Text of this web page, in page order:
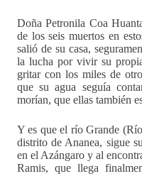
Doña Petronila Coa
de los seis muertos en
salió de su casa,
la lucha por vivir su
gritar con los miles de
que su agua seguía
morían, que ellas también
Y es que el río Grande
distrito de Ananea, sigue
en el Azángaro y al
Ramis, que llega